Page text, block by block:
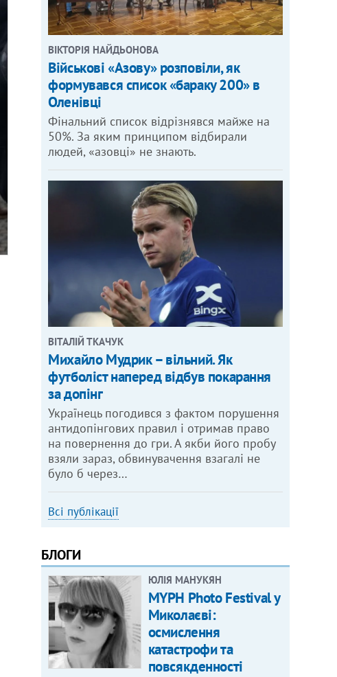
ВІКТОРІЯ НАЙДЬОНОВА
Військові «Азову» розповіли, як
формувався список «бараку 200» в
Оленівці
Фінальний список відрізнявся майже на
50%. За яким принципом відбирали
людей, «азовці» не знають.
ВІТАЛІЙ ТКАЧУК
Михайло Мудрик – вільний. Як
футболіст наперед відбув покарання
за допінг
Українець погодився з фактом порушення
антидопінгових правил і отримав право
на повернення до гри. А якби його пробу
взяли зараз, обвинувачення взагалі не
було б через…
Всі публікації
БЛОГИ
ЮЛІЯ МАНУКЯН
MYPH Photo Festival у
Миколаєві:
осмислення
катастрофи та
повсякденності